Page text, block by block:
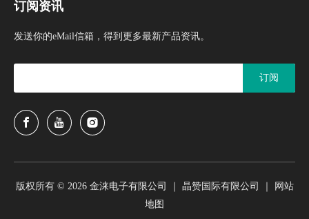
订阅资讯
发送你的eMail信箱，得到更多最新产品资讯。
订阅
版权所有 © 2026金涞电子有限公司 ｜ 晶赞国际有限公司 ｜
网站
地图